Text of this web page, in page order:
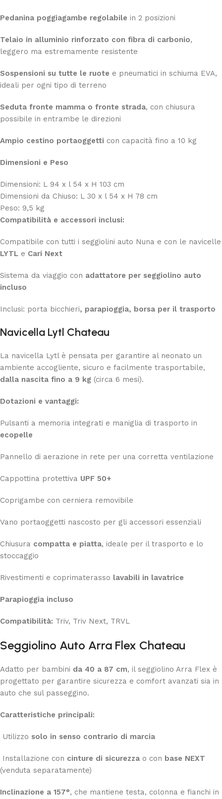
Pedanina poggiagambe regolabile in 2 posizioni
Telaio in alluminio rinforzato con fibra di carbonio,
leggero ma estremamente resistente
Sospensioni su tutte le ruote e pneumatici in schiuma EVA,
ideali per ogni tipo di terreno
Seduta fronte mamma o fronte strada, con chiusura
possibile in entrambe le direzioni
Ampio cestino portaoggetti con capacità fino a 10 kg
Dimensioni e Peso
Dimensioni: L 94 x l 54 x H 103 cm
Dimensioni da Chiuso: L 30 x l 54 x H 78 cm
Peso: 9,5 kg
Compatibilità e accessori inclusi:
Compatibile con tutti i seggiolini auto Nuna e con le navicelle
LYTL e Cari Next
Sistema da viaggio con adattatore per seggiolino auto
incluso
Inclusi: porta bicchieri, parapioggia, borsa per il trasporto
Navicella Lytl Chateau
La navicella Lytl è pensata per garantire al neonato un
ambiente accogliente, sicuro e facilmente trasportabile,
dalla nascita fino a 9 kg (circa 6 mesi).
Dotazioni e vantaggi:
Pulsanti a memoria integrati e maniglia di trasporto in
ecopelle
Pannello di aerazione in rete per una corretta ventilazione
Cappottina protettiva UPF 50+
Coprigambe con cerniera removibile
Vano portaoggetti nascosto per gli accessori essenziali
Chiusura compatta e piatta, ideale per il trasporto e lo
stoccaggio
Rivestimenti e coprimaterasso lavabili in lavatrice
Parapioggia incluso
Compatibilità: Triv, Triv Next, TRVL
Seggiolino Auto Arra Flex Chateau
Adatto per bambini da 40 a 87 cm, il seggiolino Arra Flex è
progettato per garantire sicurezza e comfort avanzati sia in
auto che sul passeggino.
Caratteristiche principali:
Utilizzo solo in senso contrario di marcia
Installazione con cinture di sicurezza o con base NEXT
(venduta separatamente)
Inclinazione a 157°, che mantiene testa, colonna e fianchi in